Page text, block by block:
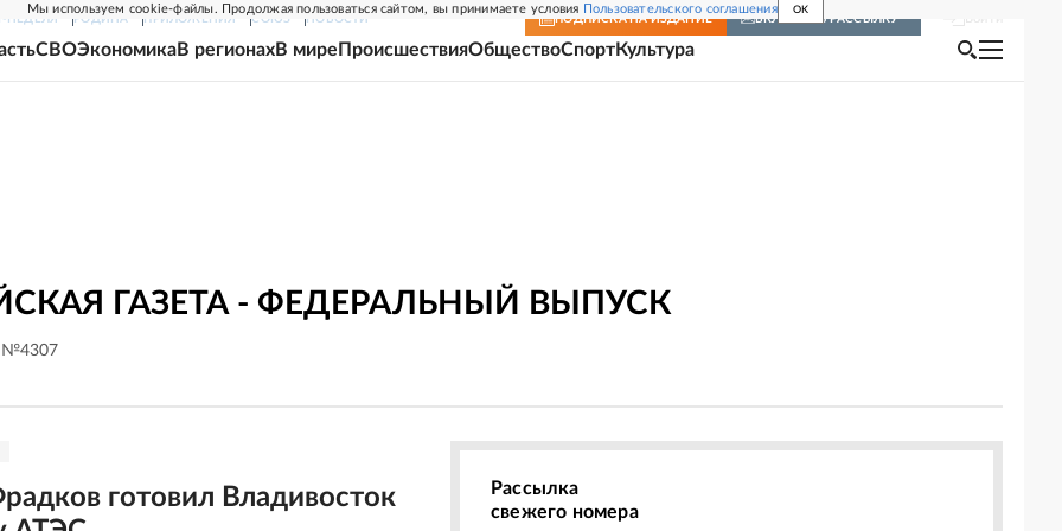
Мы используем cookie-файлы. Продолжая пользоваться сайтом, вы принимаете условия Пользовательского соглашения OK
НЕДЕЛЯ РОДИНА ПРИЛОЖЕНИЯ СОЮЗ НОВОСТИ ПОДПИСКА НА ИЗДАНИЕ ВКЛЮЧИТЬ РАССЫЛКУ
СВОЭкономикаВ регионахВ мире ПроисшествияОбществоСпортКультура
ГАЗЕТА - ФЕДЕРАЛЬНЫЙ ВЫПУСК
№4307
готовил Владивосток
Рассылка
свежего номера